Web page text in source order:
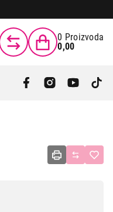
0 Proizvoda
0,00